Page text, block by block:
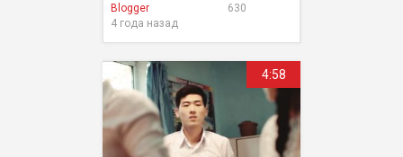
630
Blogger
4 года назад
4:58